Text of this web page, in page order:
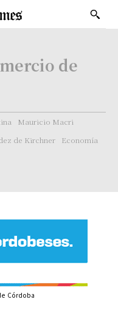
de
Mauricio Macri
de Kirchner
Economía
Córdoba